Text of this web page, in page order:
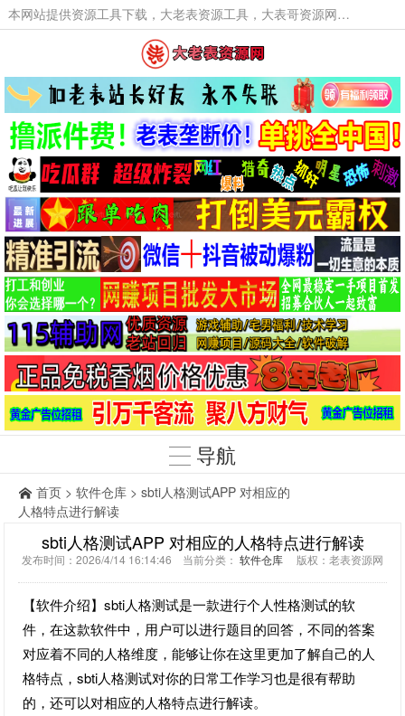
本网站提供资源工具下载，大老表资源工具，大表哥资源网软件工具，大老表资源下载，活动线报福利资源分享,活动线报，大型网游经典游戏，网络热门技术游戏辅助交流与分享。
导航
首页 > 软件仓库 > sbti人格测试APP 对相应的
人格特点进行解读
sbti人格测试APP 对相应的人格特点进行解读
发布时间：2026/4/14 16:14:46 当前分类： 软件仓库 版权：老表资源网
【软件介绍】sbti人格测试是一款进行个人性格测试的软
件，在这款软件中，用户可以进行题目的回答，不同的答案
对应着不同的人格维度，能够让你在这里更加了解自己的人
格特点，sbti人格测试对你的日常工作学习也是很有帮助
的，还可以对相应的人格特点进行解读。